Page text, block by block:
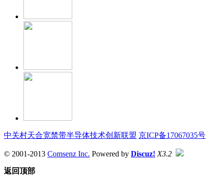
中关村天合宽禁带半导体技术创新联盟 京ICP备17067035号
© 2001-2013 Comsenz Inc. Powered by Discuz! X3.2
返回顶部